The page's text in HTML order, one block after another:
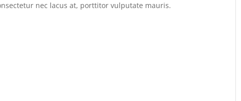
nec lacus at, porttitor vulputate mauris.